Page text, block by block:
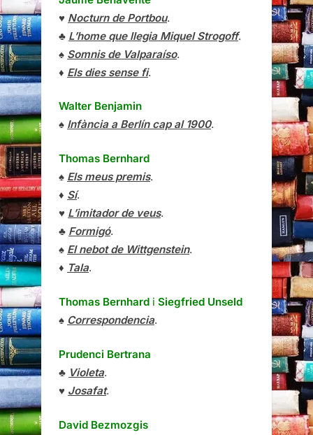
♥ Nocturn de Portbou.
♣ L’home que llegia Miquel Strogoff.
♠ Somnis de Valparaíso.
♦ Els dies sense fi.
Walter Benjamin
♠ Infància a Berlín cap al 1900.
Thomas Bernhard
♠ Els meus premis.
♦ Sí.
♥ L’imitador de veus.
♣ Formigó.
♠ El nebot de Wittgenstein.
♦ Tala.
Thomas Bernhard i Siegfried Unseld
♠ Correspondencia.
Prudenci Bertrana
♣ Violeta.
♥ Josafat.
David Bezmozgis